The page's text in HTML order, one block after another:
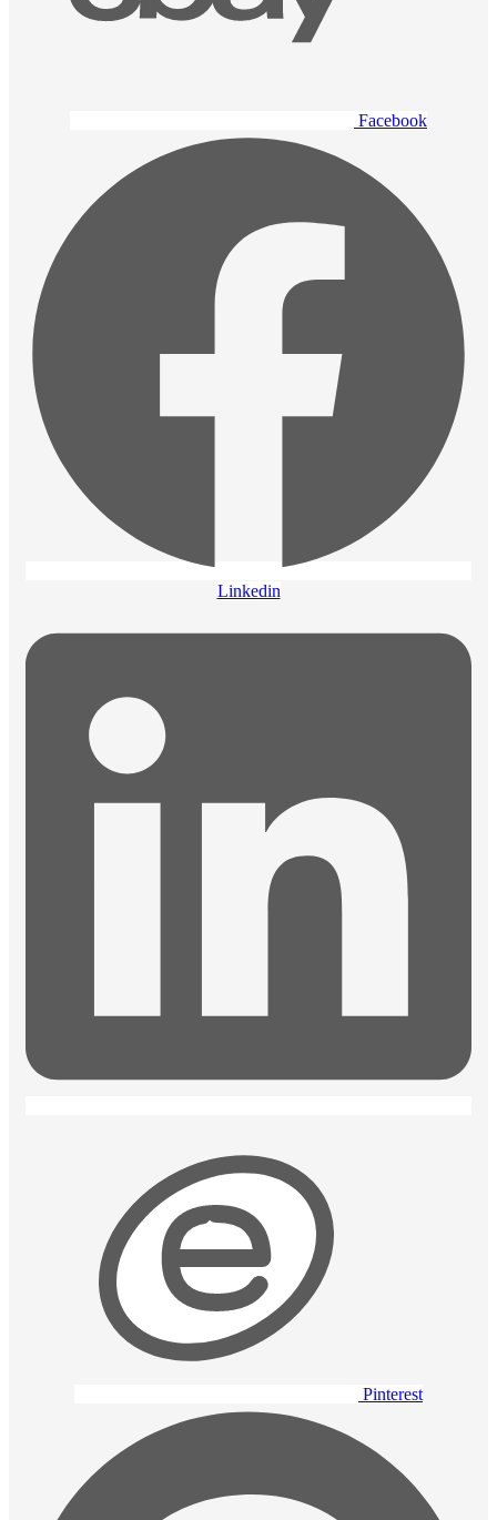
Facebook
Linkedin
Pinterest